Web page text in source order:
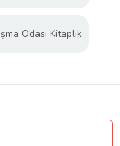
Odası Kitaplık